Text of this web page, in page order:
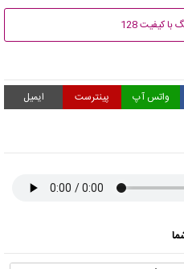
با کیفیت 128
واتس آپ پینترست ایمیل